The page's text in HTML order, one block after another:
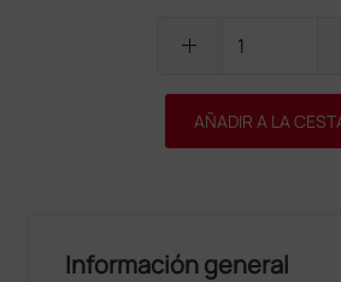
add
AÑADIR A LA
Información general